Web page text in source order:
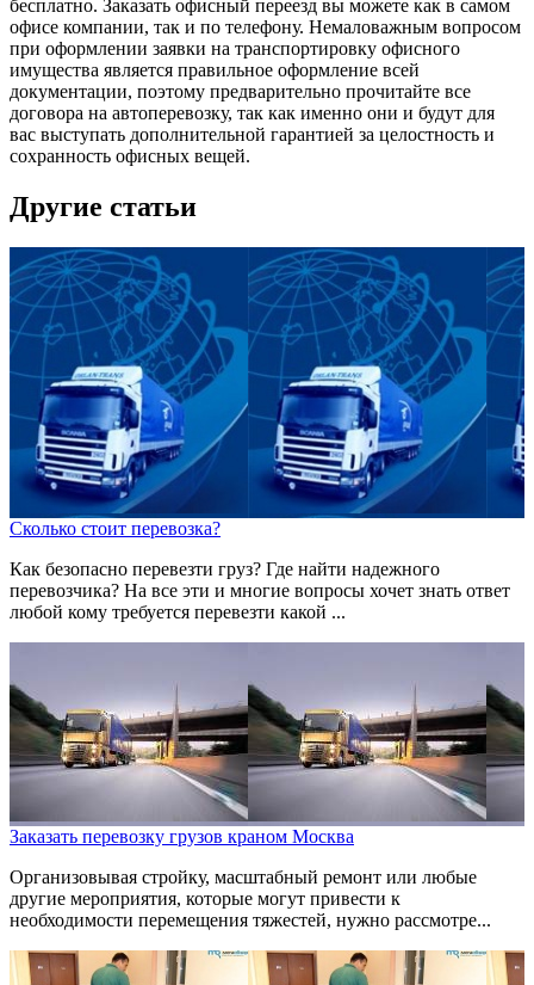
бесплатно. Заказать офисный переезд вы можете как в самом
офисе компании, так и по телефону. Немаловажным вопросом
при оформлении заявки на транспортировку офисного
имущества является правильное оформление всей
документации, поэтому предварительно прочитайте все
договора на автоперевозку, так как именно они и будут для
вас выступать дополнительной гарантией за целостность и
сохранность офисных вещей.
Другие статьи
Сколько стоит перевозка?
Как безопасно перевезти груз? Где найти надежного
перевозчика? На все эти и многие вопросы хочет знать ответ
любой кому требуется перевезти какой ...
Заказать перевозку грузов краном Москва
Организовывая стройку, масштабный ремонт или любые
другие мероприятия, которые могут привести к
необходимости перемещения тяжестей, нужно рассмотре...